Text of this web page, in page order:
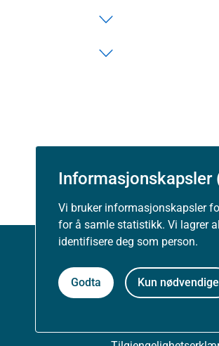
Informasjonskapsler
Vi bruker informasjonskapsler
for å samle statistikk. Vi lagrer
identifisere deg som person.
Godta Kun nødvendige
Om nettstedet